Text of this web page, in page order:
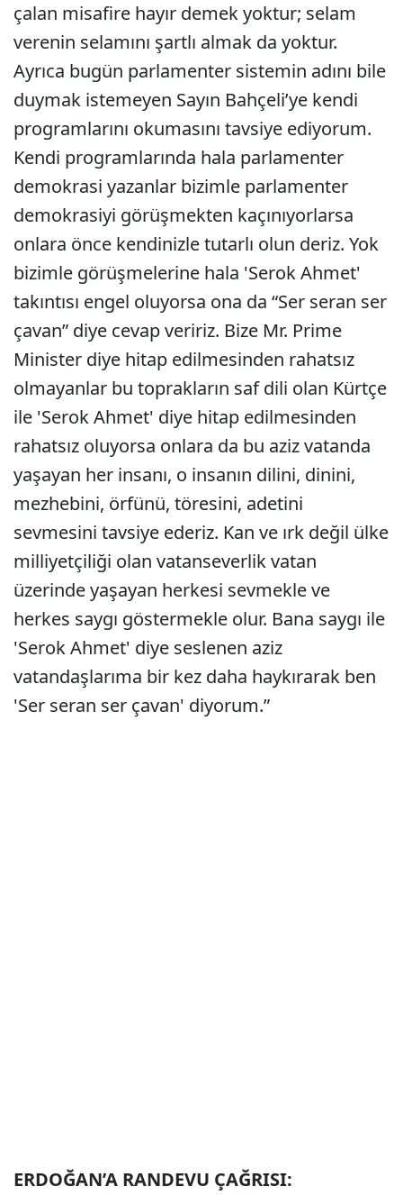
çalan misafire hayır demek yoktur; selam
verenin selamını şartlı almak da yoktur.
Ayrıca bugün parlamenter sistemin adını bile
duymak istemeyen Sayın Bahçeli’ye kendi
programlarını okumasını tavsiye ediyorum.
Kendi programlarında hala parlamenter
demokrasi yazanlar bizimle parlamenter
demokrasiyi görüşmekten kaçınıyorlarsa
onlara önce kendinizle tutarlı olun deriz. Yok
bizimle görüşmelerine hala 'Serok Ahmet'
takıntısı engel oluyorsa ona da “Ser seran ser
çavan” diye cevap veririz. Bize Mr. Prime
Minister diye hitap edilmesinden rahatsız
olmayanlar bu toprakların saf dili olan Kürtçe
ile 'Serok Ahmet' diye hitap edilmesinden
rahatsız oluyorsa onlara da bu aziz vatanda
yaşayan her insanı, o insanın dilini, dinini,
mezhebini, örfünü, töresini, adetini
sevmesini tavsiye ederiz. Kan ve ırk değil ülke
milliyetçiliği olan vatanseverlik vatan
üzerinde yaşayan herkesi sevmekle ve
herkes saygı göstermekle olur. Bana saygı ile
'Serok Ahmet' diye seslenen aziz
vatandaşlarıma bir kez daha haykırarak ben
'Ser seran ser çavan' diyorum.”
ERDOĞAN’A RANDEVU ÇAĞRISI: